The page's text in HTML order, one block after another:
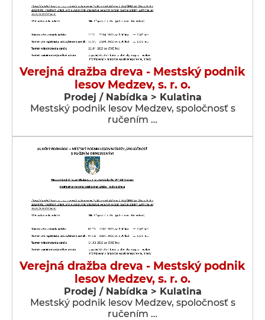
Verejná dražba dreva - Mestský podnik
lesov Medzev, s. r. o.
Prodej / Nabídka > Kulatina
Mestský podnik lesov Medzev, spoločnosť s
ručením …
Verejná dražba dreva - Mestský podnik
lesov Medzev, s. r. o.
Prodej / Nabídka > Kulatina
Mestský podnik lesov Medzev, spoločnosť s
ručením …